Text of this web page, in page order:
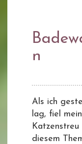
n
Als ich
lag, fiel
Katzenstreu
diesem